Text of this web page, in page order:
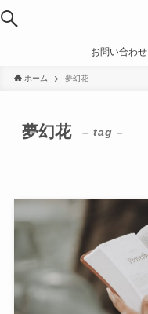
お問い合わせ
ホーム 夢幻花
夢幻花 – tag –